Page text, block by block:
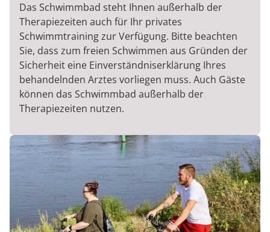
Das Schwimmbad steht Ihnen außerhalb der
Therapiezeiten auch für Ihr privates
Schwimmtraining zur Verfügung. Bitte beachten
Sie, dass zum freien Schwimmen aus Gründen der
Sicherheit eine Einverständniserklärung Ihres
behandelnden Arztes vorliegen muss. Auch Gäste
können das Schwimmbad außerhalb der
Therapiezeiten nutzen.